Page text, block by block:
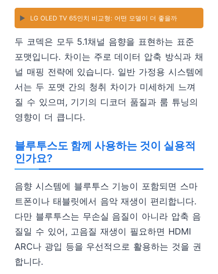
▶️ LG OLED TV 65인치 비교형: 어떤 모델이 더 좋을까
두 코덱은 모두 5.1채널 음향을 표현하는 표준
포맷입니다. 차이는 주로 데이터 압축 방식과 채
널 매핑 전략에 있습니다. 일반 가정용 시스템에
서는 두 포맷 간의 청취 차이가 미세하게 느껴
질 수 있으며, 기기의 디코더 품질과 룸 튜닝의
영향이 더 큽니다.
블루투스도 함께 사용하는 것이 실용적
인가요?
음향 시스템에 블루투스 기능이 포함되면 스마
트폰이나 태블릿에서 음악 재생이 편리합니다.
다만 블루투스는 무손실 음질이 아니라 압축 음
질일 수 있어, 고음질 재생이 필요하면 HDMI
ARC나 광입 등을 우선적으로 활용하는 것을 권
합니다.